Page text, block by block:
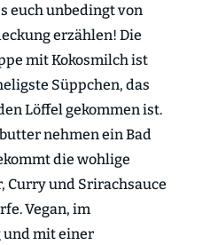
euch unbedingt von
erzählen! Die
mit Kokosmilch ist
Süppchen, das
Löffel gekommen ist.
nehmen ein Bad
die wohlige
Curry und Srirachsauce
Vegan, im
mit einer